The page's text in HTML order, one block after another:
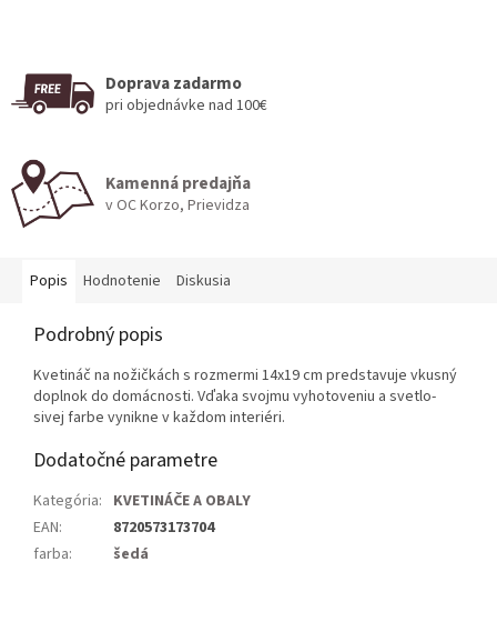
Doprava zadarmo
pri objednávke nad 100€
Kamenná predajňa
v OC Korzo, Prievidza
Popis Hodnotenie Diskusia
Podrobný popis
Kvetináč na nožičkách s rozmermi 14x19 cm predstavuje vkusný
doplnok do domácnosti. Vďaka svojmu vyhotoveniu a svetlo-
sivej farbe vynikne v každom interiéri.
Dodatočné parametre
Kategória: KVETINÁČE A OBALY
EAN:
8720573173704
farba: šedá